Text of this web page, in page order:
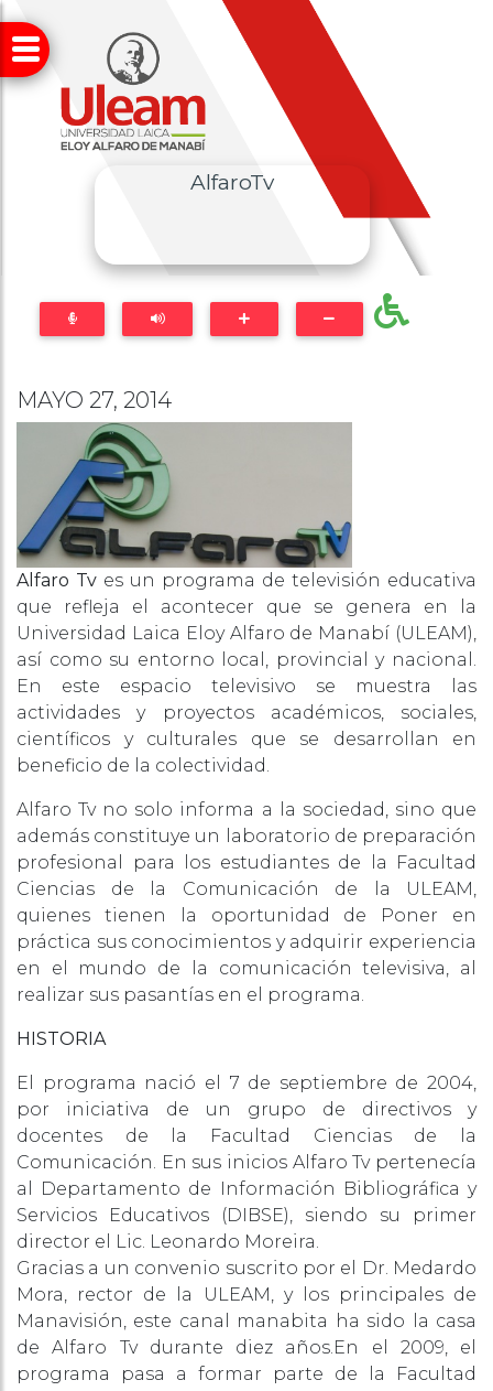
AlfaroTv
MAYO 27, 2014
Alfaro Tv es un programa de televisión educativa
que refleja el acontecer que se genera en la
Universidad Laica Eloy Alfaro de Manabí (ULEAM),
así como su entorno local, provincial y nacional.
En este espacio televisivo se muestra las
actividades y proyectos académicos, sociales,
científicos y culturales que se desarrollan en
beneficio de la colectividad.
Alfaro Tv no solo informa a la sociedad, sino que
además constituye un laboratorio de preparación
profesional para los estudiantes de la Facultad
Ciencias de la Comunicación de la ULEAM,
quienes tienen la oportunidad de Poner en
práctica sus conocimientos y adquirir experiencia
en el mundo de la comunicación televisiva, al
realizar sus pasantías en el programa.
HISTORIA
El programa nació el 7 de septiembre de 2004,
por iniciativa de un grupo de directivos y
docentes de la Facultad Ciencias de la
Comunicación. En sus inicios Alfaro Tv pertenecía
al Departamento de Información Bibliográfica y
Servicios Educativos (DIBSE), siendo su primer
director el Lic. Leonardo Moreira.
Gracias a un convenio suscrito por el Dr. Medardo
Mora, rector de la ULEAM, y los principales de
Manavisión, este canal manabita ha sido la casa
de Alfaro Tv durante diez años.En el 2009, el
programa pasa a formar parte de la Facultad